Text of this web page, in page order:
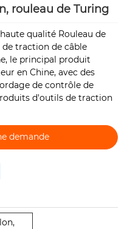
rouleau de Turing
qualité Rouleau de
traction de câble
le principal produit
en Chine, avec des
de contrôle de
d'outils de traction
demande